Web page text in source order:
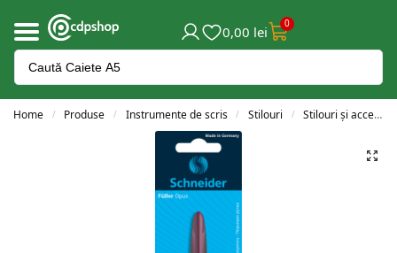
0,00 lei 0
Home / Produse / Instrumente de scris / Stilouri / Stilouri și accesorii